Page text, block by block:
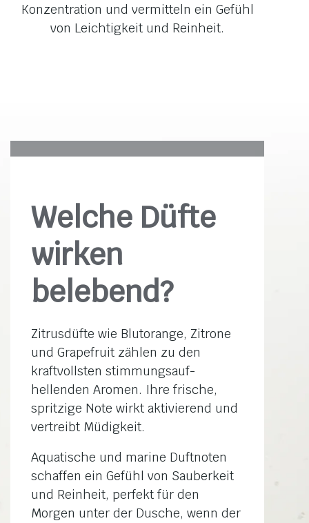
Konzentration und vermitteln ein Gefühl
von Leichtigkeit und Reinheit.
Welche Düfte
wirken
belebend?
Zitrusdüfte wie Blutorange, Zitrone
und Grapefruit zählen zu den
kraftvollsten stimmungs­auf­
hellenden Aromen. Ihre frische,
spritzige Note wirkt aktivierend und
vertreibt Müdigkeit.
Aquatische und marine Duft­noten
schaffen ein Gefühl von Sauberkeit
und Reinheit, perfekt für den
Morgen unter der Dusche, wenn der